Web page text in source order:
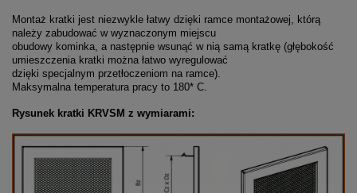
Montaż kratki jest niezwykle łatwy dzięki ramce montażowej, którą
należy zabudować w wyznaczonym miejscu
obudowy kominka, a następnie wsunąć w nią samą kratkę (głębokość
umieszczenia kratki można łatwo wyregulować
dzięki specjalnym przetłoczeniom na ramce).
Maksymalna temperatura pracy to 180* C.
Rysunek kratki KRVSM z wymiarami: